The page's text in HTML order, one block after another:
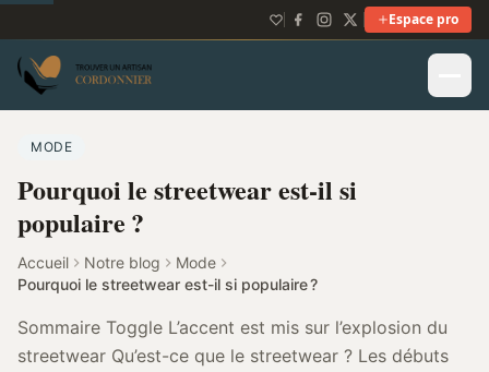
Espace pro
MODE
Pourquoi le streetwear est-il si
populaire ?
Accueil Notre blog
Mode
Pourquoi le streetwear est-il si populaire ?
Sommaire Toggle L’accent est mis sur l’explosion du
streetwear Qu’est-ce que le streetwear ? Les débuts